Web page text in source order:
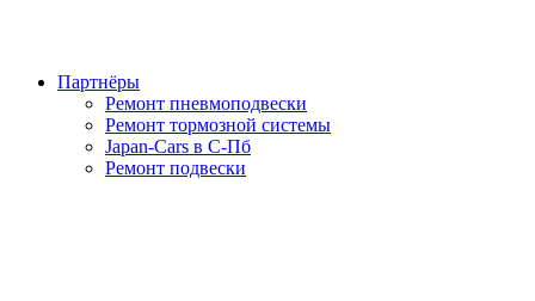
Партнёры
Ремонт пневмоподвески
Ремонт тормозной системы
Japan-Cars в С-Пб
Ремонт подвески